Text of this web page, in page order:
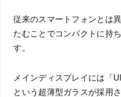
従来のスマートフォンとは
たむことでコンパクトに持
す。
メインディスプレイには「
という超薄型ガラスが採用